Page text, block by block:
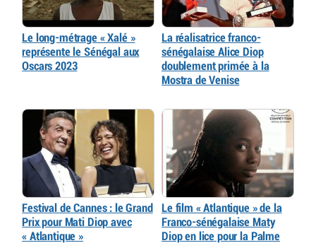
Le long-métrage « Xalé »
représente le Sénégal aux
Oscars 2023
La réalisatrice franco-
sénégalaise Alice Diop
doublement primée à la
Mostra de Venise
Festival de Cannes : le Grand
Prix pour Mati Diop avec
« Atlantique »
Le film « Atlantique » de la
Franco-sénégalaise Maty
Diop en lice pour la Palme